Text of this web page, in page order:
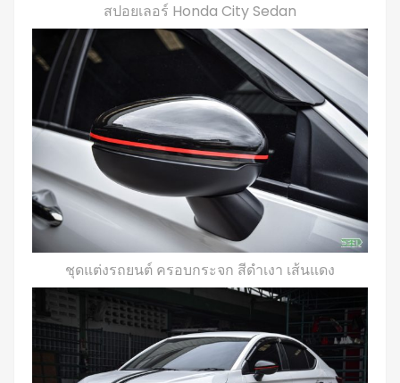
สปอยเลอร์ Honda City Sedan
ชุดแต่งรถยนต์ ครอบกระจก สีดำเงา เส้นแดง